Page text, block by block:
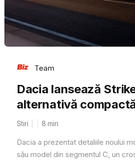
Team
Dacia lansează
alternativă
Stiri 8 min
Dacia a prezentat detaliile noului
său model din segmentul C, un